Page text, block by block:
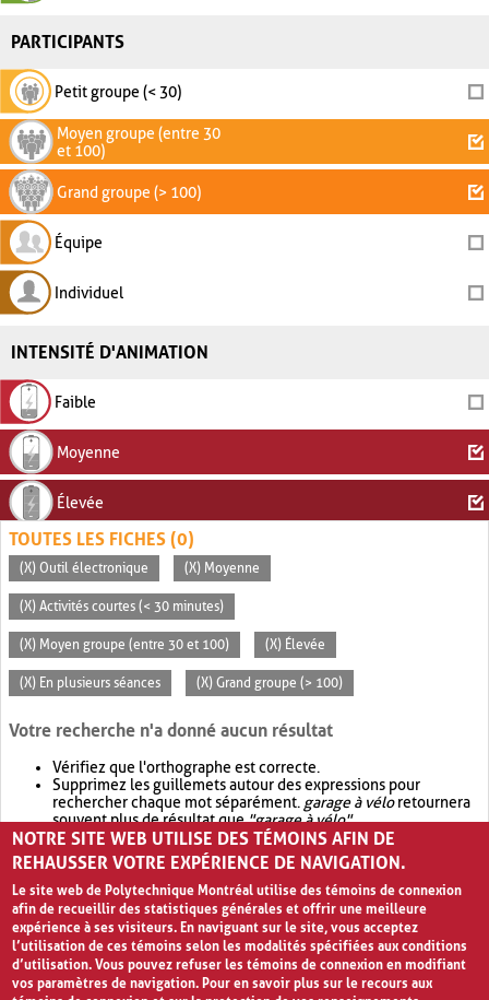
PARTICIPANTS
Petit groupe (< 30)
Moyen groupe (entre 30
et 100)
Grand groupe (> 100)
Équipe
Individuel
INTENSITÉ D'ANIMATION
Faible
Moyenne
Élevée
TOUTES LES FICHES (0)
(X) Outil électronique (X) Moyenne
(X) Activités courtes (< 30 minutes)
(X) Moyen groupe (entre 30 et 100) (X) Élevée
(X) En plusieurs séances (X) Grand groupe (> 100)
Votre recherche n'a donné aucun résultat
Vérifiez que l'orthographe est correcte.
Supprimez les guillemets autour des expressions pour
rechercher chaque mot séparément. garage à véloretournera
souvent plus de résultat que"garage à vélo".
Envisagez d'élargir votre recherche avec OR.garage OR vélo
retournera souvent plus de résultat quegarage à vélo
NOTRE SITE WEB UTILISE DES TÉMOINS AFIN DE
REHAUSSER VOTRE EXPÉRIENCE DE NAVIGATION.
Le site web de Polytechnique Montréal utilise des témoins de connexion
afin de recueillir des statistiques générales et offrir une meilleure
expérience à ses visiteurs. En naviguant sur le site, vous acceptez
l’utilisation de ces témoins selon les modalités spécifiées aux conditions
d’utilisation. Vous pouvez refuser les témoins de connexion en modifiant
vos paramètres de navigation. Pour en savoir plus sur le recours aux